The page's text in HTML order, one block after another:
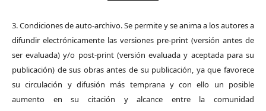
3. Condiciones de auto-archivo. Se permite y se anima a los autores a
difundir electrónicamente las versiones pre-print (versión antes de
ser evaluada) y/o post-print (versión evaluada y aceptada para su
publicación) de sus obras antes de su publicación, ya que favorece
su circulación y difusión más temprana y con ello un posible
aumento en su citación y alcance entre la comunidad